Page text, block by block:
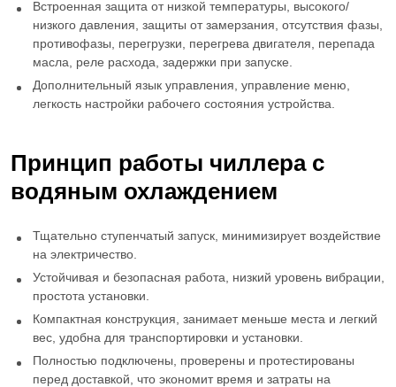
Встроенная защита от низкой температуры, высокого/
низкого давления, защиты от замерзания, отсутствия фазы,
противофазы, перегрузки, перегрева двигателя, перепада
масла, реле расхода, задержки при запуске.
Дополнительный язык управления, управление меню,
легкость настройки рабочего состояния устройства.
Принцип работы чиллера с
водяным охлаждением
Тщательно ступенчатый запуск, минимизирует воздействие
на электричество.
Устойчивая и безопасная работа, низкий уровень вибрации,
простота установки.
Компактная конструкция, занимает меньше места и легкий
вес, удобна для транспортировки и установки.
Полностью подключены, проверены и протестированы
перед доставкой, что экономит время и затраты на